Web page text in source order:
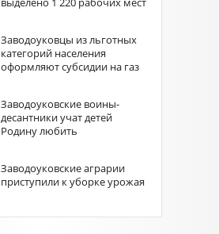
Заводоуковцы из льготных
категорий населения
оформляют субсидии на газ
Заводоуковские воины-
десантники учат детей
Родину любить
Заводоуковские аграрии
приступили к уборке урожая